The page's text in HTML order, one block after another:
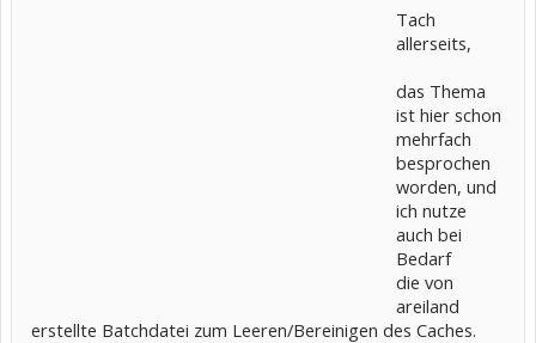
Tach
allerseits,
das Thema
ist hier schon
mehrfach
besprochen
worden, und
ich nutze
auch bei
Bedarf
die von
areiland
erstellte Batchdatei zum Leeren/Bereinigen des Caches.